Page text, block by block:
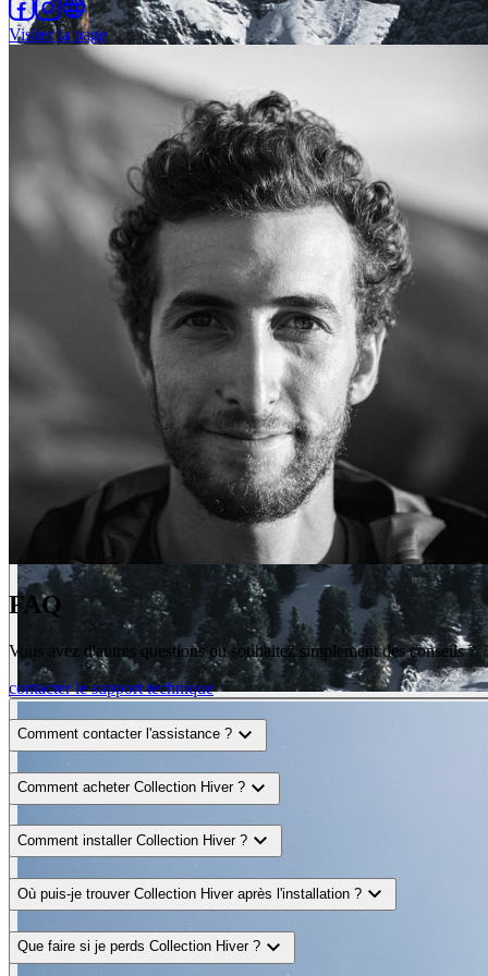
Visiter la page
FAQ
Vous avez d'autres questions ou souhaitez simplement des conseils ?
contacter le support technique
Comment contacter l'assistance ? expand_more
Comment acheter Collection Hiver ? expand_more
Comment installer Collection Hiver ? expand_more
Où puis-je trouver Collection Hiver après l'installation ? expand_more
Que faire si je perds Collection Hiver ? expand_more